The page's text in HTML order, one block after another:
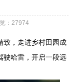
：27974
，走进乡村田园成
驶哈雷，开启一段远